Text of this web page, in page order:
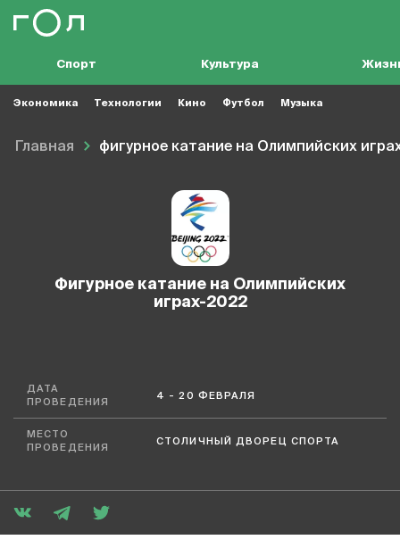
Спорт Культура
Экономика Технологии Кино Футбол Музыка
Главная фигурное катание на Олимпийских
фигурное катание на Олимпийских
играх-2022
ДАТА
ПРОВЕДЕНИЯ
4 - 20 ФЕВРАЛЯ
МЕСТО
ПРОВЕДЕНИЯ
СТОЛИЧНЫЙ ДВОРЕЦ СПОРТА